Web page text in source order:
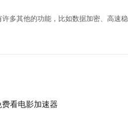
多其他的功能，比如数据加密、高速稳
看电影加速器